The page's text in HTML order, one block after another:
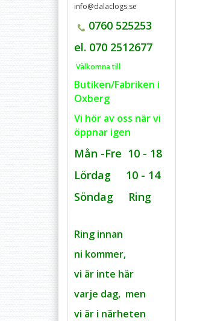
info@dalaclogs.se
0760 525253
el. 070 2512677
Välkomna till
Butiken/Fabriken i
Oxberg
Vi hör av oss när vi
öppnar igen
Mån -Fre 10 - 18
Lördag 10 - 14
Söndag Ring
Ring innan
ni kommer,
vi är inte här
varje dag, men
vi är i närheten